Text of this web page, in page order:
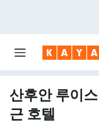
산후안 루이
근 호텔